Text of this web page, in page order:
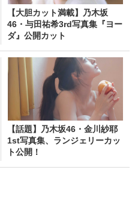
【大胆カット満載】乃木坂
46・与田祐希3rd写真集『ヨー
ダ』公開カット
【話題】乃木坂46・金川紗耶
1st写真集、ランジェリーカッ
ト公開！